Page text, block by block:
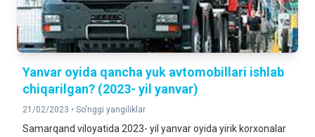
Yanvar oyida qancha yuk avtomobillari ishlab
chiqarilgan? (2023- yil yanvar)
21/02/2023 • So‘nggi yangiliklar
Samarqand viloyatida 2023- yil yanvar oyida yirik korxonalar